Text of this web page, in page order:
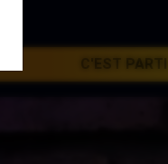
C'EST PARTI